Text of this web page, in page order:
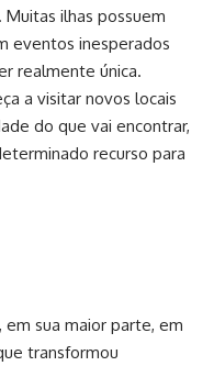
ilhas possuem
eventos inesperados
realmente única.
a visitar novos locais
do que vai encontrar,
recurso para
sua maior parte, em
transformou